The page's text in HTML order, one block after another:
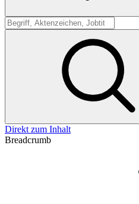
Suche
Direkt zum Inhalt
Breadcrumb